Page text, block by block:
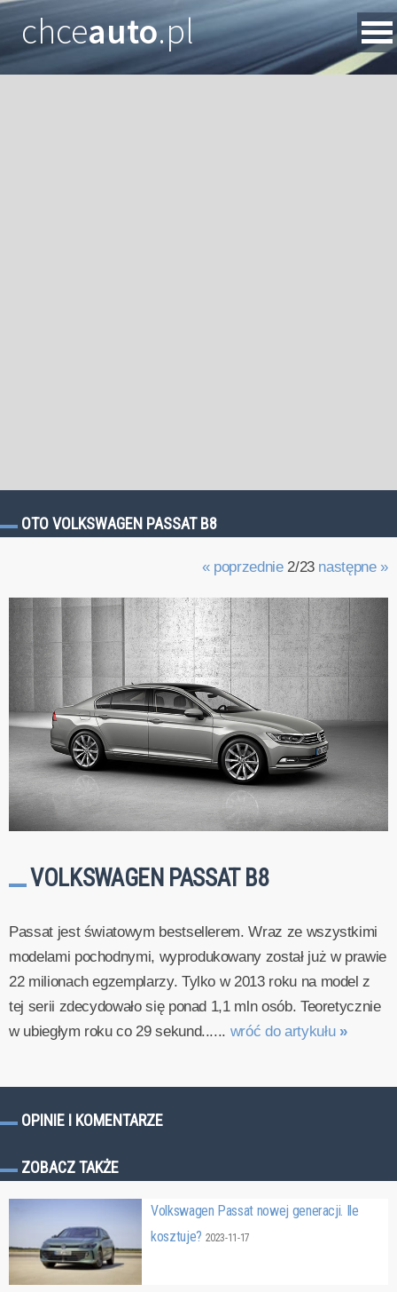
chceauto.pl
OTO VOLKSWAGEN PASSAT B8
« poprzednie2/23 następne »
VOLKSWAGEN PASSAT B8
Passat jest światowym bestsellerem. Wraz ze wszystkimi
modelami pochodnymi, wyprodukowany został już w prawie
22 milionach egzemplarzy. Tylko w 2013 roku na model z
tej serii zdecydowało się ponad 1,1 mln osób. Teoretycznie
w ubiegłym roku co 29 sekund...... wróć do artykułu »
OPINIE I KOMENTARZE
ZOBACZ TAKŻE
Volkswagen Passat nowej generacji. Ile
kosztuje? 2023-11-17